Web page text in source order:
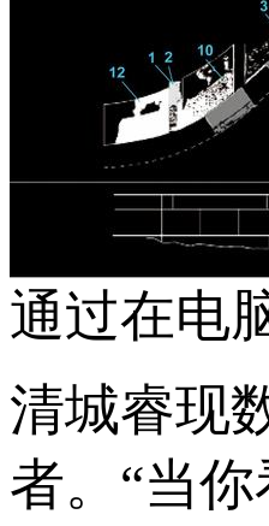
通过在电
清城睿现
者。“当